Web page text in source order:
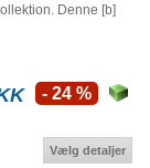
Denne [b]
- 24 %
Vælg detaljer